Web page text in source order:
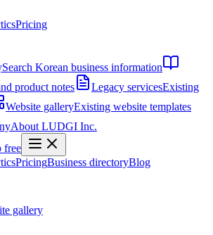
Pricing
Search Korean business information
product notes Legacy servicesExisting
Website galleryExisting website templates
About LUDGI Inc.
free
PricingBusiness directoryBlog
gallery